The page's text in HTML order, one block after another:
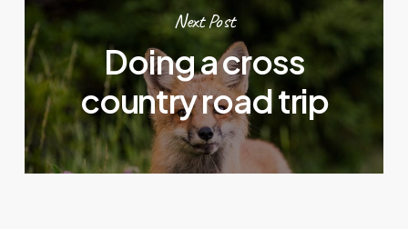
Next Post
Doing a cross
country road trip